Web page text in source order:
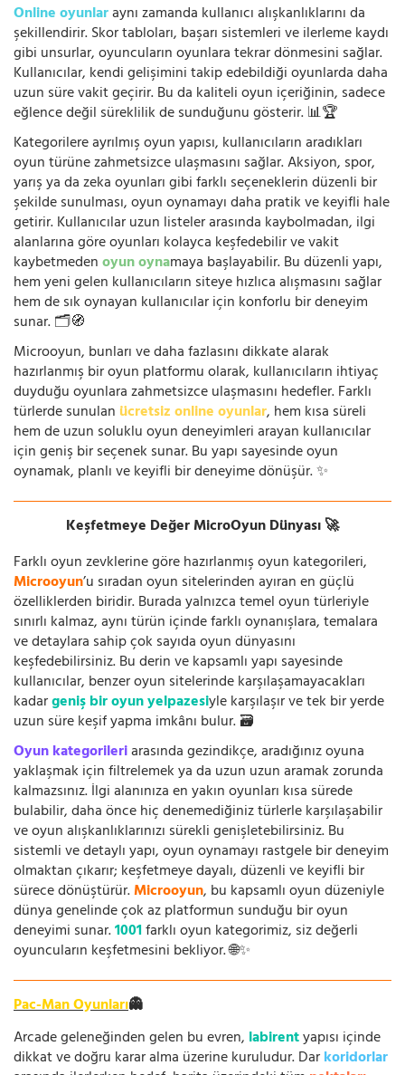
Online oyunlaraynı zamanda kullanıcı alışkanlıklarını da
şekillendirir. Skor tabloları, başarı sistemleri ve ilerleme kaydı
gibi unsurlar, oyuncuların oyunlara tekrar dönmesini sağlar.
Kullanıcılar, kendi gelişimini takip edebildiği oyunlarda daha
uzun süre vakit geçirir. Bu da kaliteli oyun içeriğinin, sadece
eğlence değil süreklilik de sunduğunu gösterir. 📊🏆
Kategorilere ayrılmış oyun yapısı, kullanıcıların aradıkları
oyun türüne zahmetsizce ulaşmasını sağlar. Aksiyon, spor,
yarış ya da zeka oyunları gibi farklı seçeneklerin düzenli bir
şekilde sunulması, oyun oynamayı daha pratik ve keyifli hale
getirir. Kullanıcılar uzun listeler arasında kaybolmadan, ilgi
alanlarına göre oyunları kolayca keşfedebilir ve vakit
kaybetmedenoyun oynamaya başlayabilir. Bu düzenli yapı,
hem yeni gelen kullanıcıların siteye hızlıca alışmasını sağlar
hem de sık oynayan kullanıcılar için konforlu bir deneyim
sunar. 🗂️🧭
Microoyun, bunları ve daha fazlasını dikkate alarak
hazırlanmış bir oyun platformu olarak, kullanıcıların ihtiyaç
duyduğu oyunlara zahmetsizce ulaşmasını hedefler. Farklı
türlerde sunulan ücretsiz online oyunlar, hem kısa süreli
hem de uzun soluklu oyun deneyimleri arayan kullanıcılar
için geniş bir seçenek sunar. Bu yapı sayesinde oyun
oynamak, planlı ve keyifli bir deneyime dönüşür. ✨
Keşfetmeye Değer MicroOyun Dünyası 🚀
Farklı oyun zevklerine göre hazırlanmış oyun kategorileri,
Microoyun’u sıradan oyun sitelerinden ayıran en güçlü
özelliklerden biridir. Burada yalnızca temel oyun türleriyle
sınırlı kalmaz, aynı türün içinde farklı oynanışlara, temalara
ve detaylara sahip çok sayıda oyun dünyasını
keşfedebilirsiniz. Bu derin ve kapsamlı yapı sayesinde
kullanıcılar, benzer oyun sitelerinde karşılaşamayacakları
kadargeniş bir oyun yelpazesiyle karşılaşır ve tek bir yerde
uzun süre keşif yapma imkânı bulur. 🗃️
Oyun kategorileriarasında gezindikçe, aradığınız oyuna
yaklaşmak için filtrelemek ya da uzun uzun aramak zorunda
kalmazsınız. İlgi alanınıza en yakın oyunları kısa sürede
bulabilir, daha önce hiç denemediğiniz türlerle karşılaşabilir
ve oyun alışkanlıklarınızı sürekli genişletebilirsiniz. Bu
sistemli ve detaylı yapı, oyun oynamayı rastgele bir deneyim
olmaktan çıkarır; keşfetmeye dayalı, düzenli ve keyifli bir
sürece dönüştürür.Microoyun, bu kapsamlı oyun düzeniyle
dünya genelinde çok az platformun sunduğu bir oyun
deneyimi sunar.1001farklı oyun kategorimiz, siz değerli
oyuncuların keşfetmesini bekliyor. 🌐✨
Pac-Man Oyunları👻
Arcade geleneğinden gelen bu evren, labirentyapısı içinde
dikkat ve doğru karar alma üzerine kuruludur. Darkoridorlar